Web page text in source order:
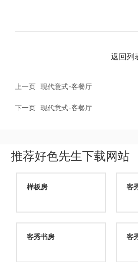
返回列
上一页 现代意式-客餐厅
下一页 现代意式-客餐厅
推荐好色先生下载网站
样板房 客
客秀书房 客